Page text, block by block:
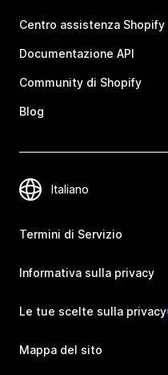
Centro assistenza Shopify
Documentazione API
Community di Shopify
Blog
Termini di Servizio
Informativa sulla privacy
Le tue scelte sulla privacy
Mappa del sito